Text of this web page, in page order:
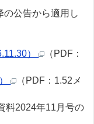
の公告から適用し
）
（PDF：
（PDF：1.52メ
料2024年11月号の